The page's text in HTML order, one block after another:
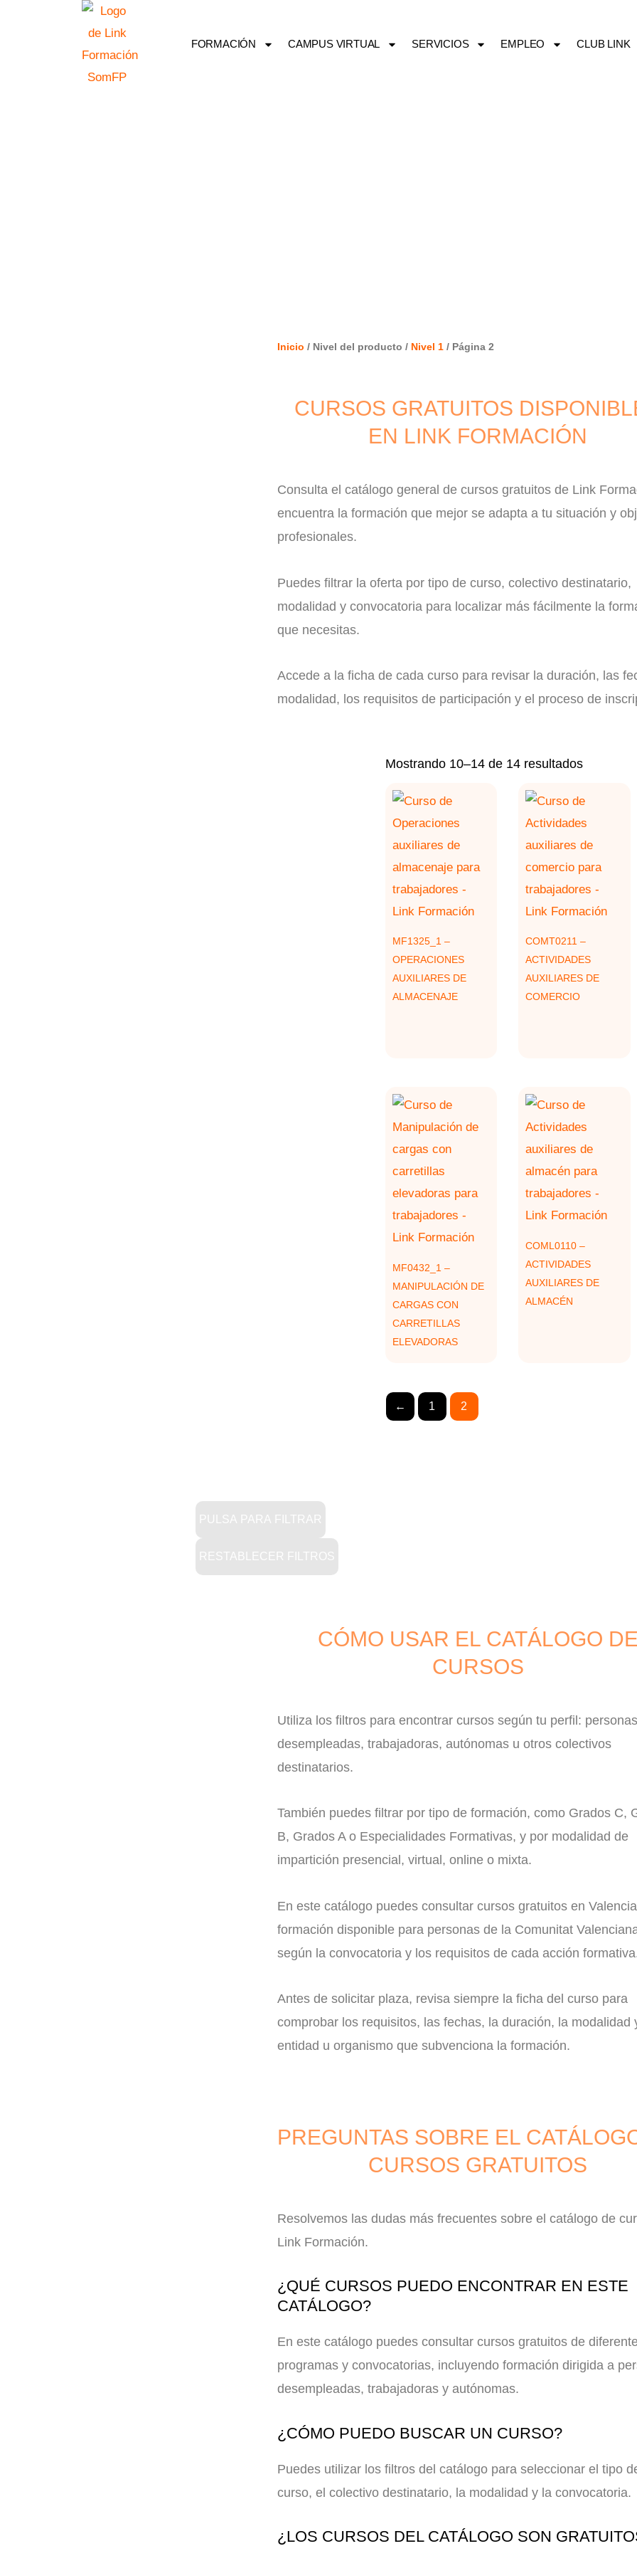
FORMACIÓN CAMPUS VIRTUAL SERVICIOS EMPLEO CLUB LINK
Inicio / Nivel del producto / Nivel 1 / Página 2
CURSOS GRATUITOS
EN LINK FORMACIÓN
Consulta el catálogo general de cursos gratuitos de Link
encuentra la formación que mejor se adapta a tu situación y
profesionales.
Puedes filtrar la oferta por tipo de curso, colectivo destinatario,
modalidad y convocatoria para localizar más fácilmente la
que necesitas.
Accede a la ficha de cada curso para revisar la duración, las
modalidad, los requisitos de participación y el proceso de
PULSA PARA FILTRAR
RESTABLECER FILTROS
Mostrando 10–14 de 14 resultadosOrdenado
últimos
MF1325_1 –
OPERACIONES
AUXILIARES DE
ALMACENAJE
COMT0211 –
ACTIVIDADES
AUXILIARES DE
COMERCIO
MF0432_1 –
MANIPULACIÓN DE
CARGAS CON
CARRETILLAS
ELEVADORAS
COML0110 –
ACTIVIDADES
AUXILIARES DE
ALMACÉN
← 1 2
CÓMO USAR EL CATÁLOGO DE
CURSOS
Utiliza los filtros para encontrar cursos según tu perfil: personas
desempleadas, trabajadoras, autónomas u otros colectivos
destinatarios.
También puedes filtrar por tipo de formación, como Grados C,
B, Grados A o Especialidades Formativas, y por modalidad de
impartición presencial, virtual, online o mixta.
En este catálogo puedes consultar cursos gratuitos en
formación disponible para personas de la Comunitat
según la convocatoria y los requisitos de cada acción
Antes de solicitar plaza, revisa siempre la ficha del curso para
comprobar los requisitos, las fechas, la duración, la modalidad
entidad u organismo que subvenciona la formación.
PREGUNTAS SOBRE EL
CURSOS GRATUITOS
Resolvemos las dudas más frecuentes sobre el catálogo de
Link Formación.
¿QUÉ CURSOS PUEDO ENCONTRAR EN ESTE
CATÁLOGO?
En este catálogo puedes consultar cursos gratuitos de
programas y convocatorias, incluyendo formación dirigida a
desempleadas, trabajadoras y autónomas.
¿CÓMO PUEDO BUSCAR UN CURSO?
Puedes utilizar los filtros del catálogo para seleccionar el tipo
curso, el colectivo destinatario, la modalidad y la convocatoria.
¿LOS CURSOS DEL CATÁLOGO SON